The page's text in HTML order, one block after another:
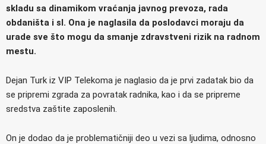
skladu sa dinamikom vraćanja javnog prevoza, rada
obdaništa i sl. Ona je naglasila da poslodavci moraju da
urade sve što mogu da smanje zdravstveni rizik na radnom
mestu.
Dejan Turk iz VIP Telekoma je naglasio da je prvi zadatak bio da
se pripremi zgrada za povratak radnika, kao i da se pripreme
sredstva zaštite zaposlenih.
On je dodao da je problematičniji deo u vezi sa ljudima, odnosno